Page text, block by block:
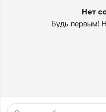
Нет
Будь первым!